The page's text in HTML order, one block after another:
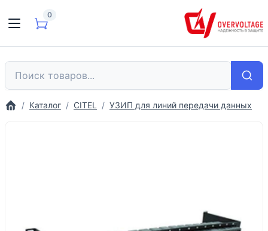
0
Каталог CITEL УЗИП для линий передачи данных